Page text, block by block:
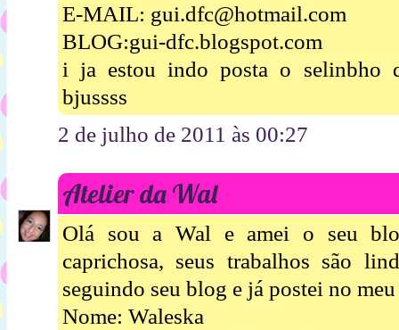
E-MAIL: gui.dfc@hotmail.com
BLOG:gui-dfc.blogspot.com
i ja estou indo posta o selinbho
bjussss
2 de julho de 2011 às 00:27
Atelier da Wal
Olá sou a Wal e amei o seu
caprichosa, seus trabalhos são
seguindo seu blog e já postei no
Nome: Waleska